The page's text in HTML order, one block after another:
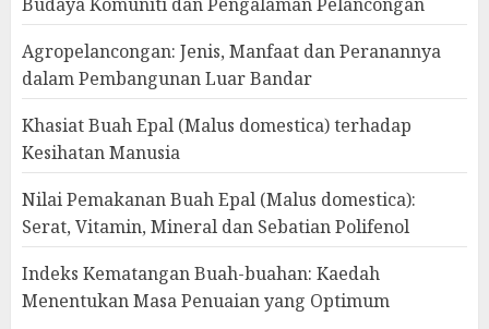
Agropelancongan: Jenis, Manfaat dan Peranannya
dalam Pembangunan Luar Bandar
Khasiat Buah Epal (Malus domestica) terhadap
Kesihatan Manusia
Nilai Pemakanan Buah Epal (Malus domestica):
Serat, Vitamin, Mineral dan Sebatian Polifenol
Indeks Kematangan Buah-buahan: Kaedah
Menentukan Masa Penuaian yang Optimum